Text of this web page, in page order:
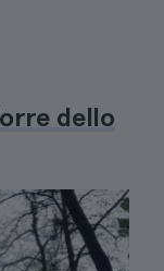
dello